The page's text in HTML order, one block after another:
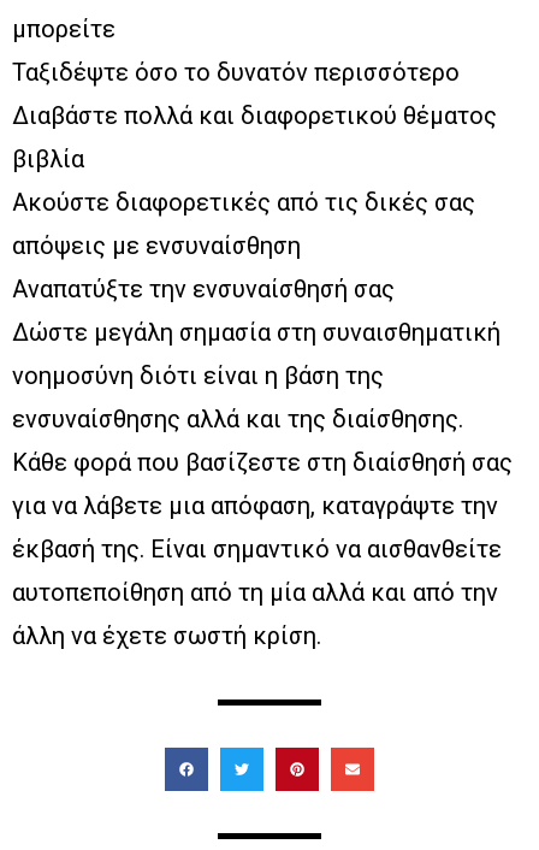
μπορείτε
Ταξιδέψτε όσο το δυνατόν περισσότερο
Διαβάστε πολλά και διαφορετικού θέματος
βιβλία
Ακούστε διαφορετικές από τις δικές σας
απόψεις με ενσυναίσθηση
Αναπατύξτε την ενσυναίσθησή σας
Δώστε μεγάλη σημασία στη συναισθηματική
νοημοσύνη διότι είναι η βάση της
ενσυναίσθησης αλλά και της διαίσθησης.
Κάθε φορά που βασίζεστε στη διαίσθησή σας
για να λάβετε μια απόφαση, καταγράψτε την
έκβασή της. Είναι σημαντικό να αισθανθείτε
αυτοπεποίθηση από τη μία αλλά και από την
άλλη να έχετε σωστή κρίση.